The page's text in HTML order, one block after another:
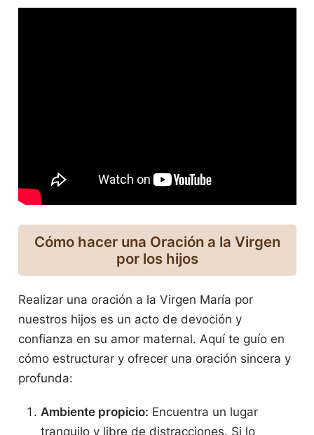
Cómo hacer una Oración a la Virgen
por los hijos
Realizar una oración a la Virgen María por
nuestros hijos es un acto de devoción y
confianza en su amor maternal. Aquí te guío en
cómo estructurar y ofrecer una oración sincera y
profunda:
Ambiente propicio: Encuentra un lugar
tranquilo y libre de distracciones. Si lo